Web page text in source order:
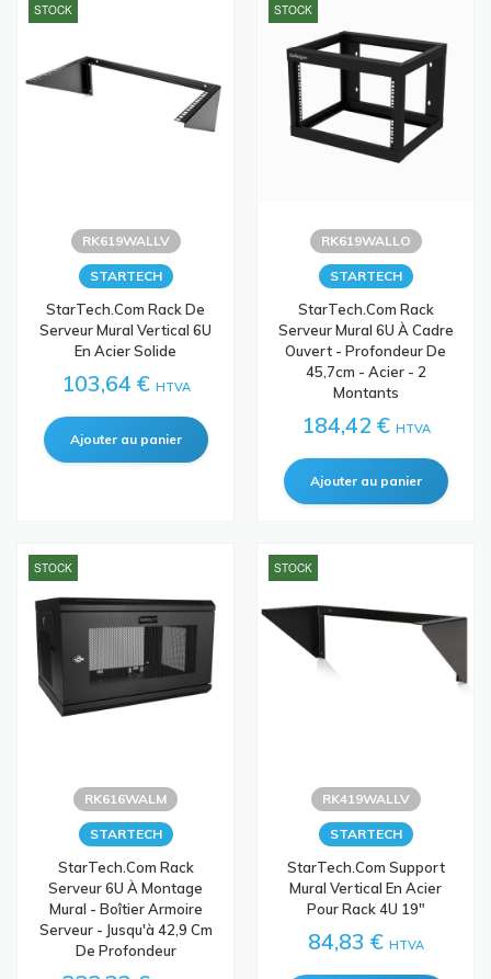
STOCK
RK619WALLV
STARTECH
StarTech.com Rack De
Serveur Mural Vertical 6U
En Acier Solide
103,64 € HTVA
STOCK
RK619WALLO
STARTECH
StarTech.com Rack
Serveur Mural 6U À Cadre
Ouvert - Profondeur De
45,7cm - Acier - 2
Montants
184,42 € HTVA
STOCK
RK616WALM
STARTECH
StarTech.com Rack
Serveur 6U À Montage
Mural - Boîtier Armoire
Serveur - Jusqu'à 42,9 Cm
De Profondeur
STOCK
RK419WALLV
STARTECH
StarTech.com Support
Mural Vertical En Acier
Pour Rack 4U 19"
84,83 € HTVA